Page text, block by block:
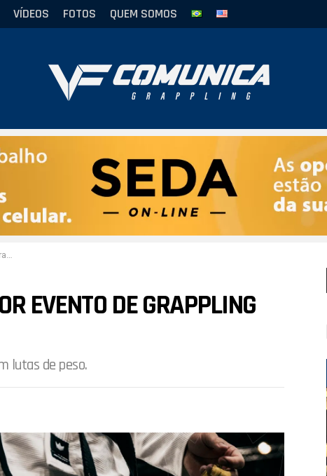
VÍDEOS FOTOS QUEM SOMOS
EVENTO DE GRAPPLING
lutas de peso.